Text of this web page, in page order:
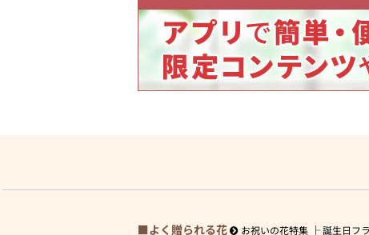
よく贈られる花 お祝いの花特集 誕生日フ